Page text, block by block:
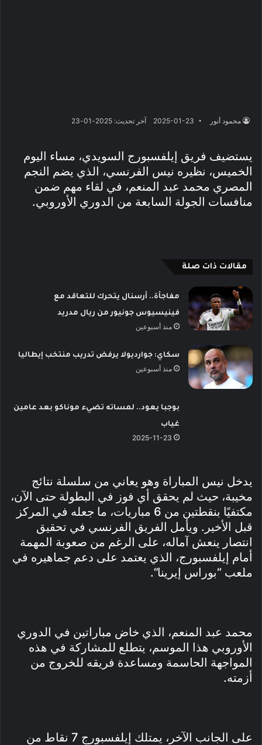
محمود أنور 2025-01-23 آخر تحديث: 2025-01-23
يستضيف فريق إيلفسبورج السويدي، مساء اليوم
الخميس، نظيره نيس الفرنسي، الذي يضم النجم
المصري محمد عبد المنعم، في لقاء مهم ضمن
منافسات الجولة السابعة من الدوري الأوروبي.
مقالات ذات صلة
مفاجأة.. أرسنال يتحرك للتعاقد مع
فينيسيوس جونيور من ريال مدريد
منذ أسبوعين
سكاي: جوارديولا يرفض تدريب منتخب إيطاليا
منذ أسبوعين
بوجبا يعود.. لمساته تضيء موناكو بعد عامين
غياب
2025-11-23
يدخل نيس المباراة وهو يعاني من سلسلة نتائج
مخيبة، حيث لم يحقق أي فوز في البطولة حتى الآن،
مكتفيًا بنقطتين من 6 مباريات، ما جعله في المركز
قبل الأخير. ويأمل الفريق الفرنسي في تحقيق
انتصار ينعش آماله، على الرغم من صعوبة المهمة
أمام إيلفسبورج، الذي يعتمد على دعم جماهيره في
ملعب “بوراس إيرينا”.
محمد عبد المنعم، الذي خاض مباراتين في الدوري
الأوروبي هذا الموسم، يتطلع للمشاركة في هذه
المواجهة الحاسمة ومساعدة فريقه للخروج من
أزمته.
على الجانب الآخر، يمتلك إيلفسبورج 7 نقاط من